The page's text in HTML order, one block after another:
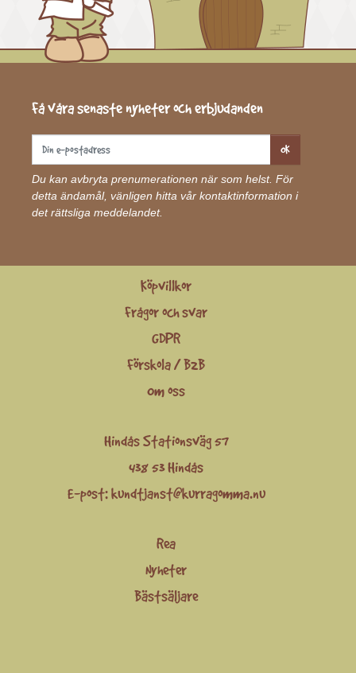
Få våra senaste nyheter och erbjudanden
OK
Du kan avbryta prenumerationen när som helst. För
detta ändamål, vänligen hitta vår kontaktinformation i
det rättsliga meddelandet.
Köpvillkor
Frågor och svar
GDPR
Förskola / B2B
Om oss
Hindås Stationsväg 57
438 53 Hindås
E-post:kundtjanst@kurragomma.nu
Rea
Nyheter
Bästsäljare